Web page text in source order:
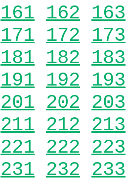
161 162 163
171 172 173
181 182 183
191 192 193
201 202 203
211 212 213
221 222 223
231 232 233